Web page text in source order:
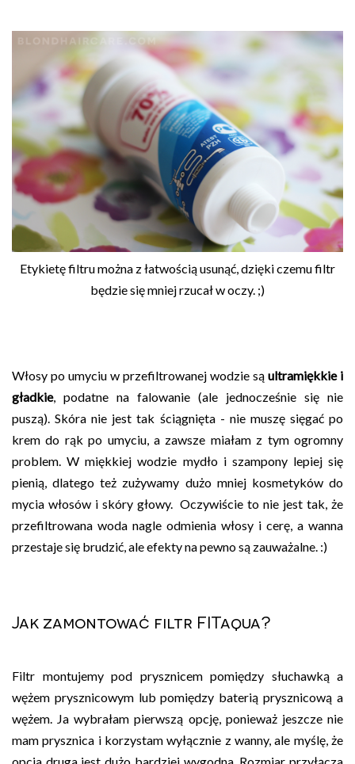
Etykietę filtru można z łatwością usunąć, dzięki czemu filtr
będzie się mniej rzucał w oczy. ;)
Włosy po umyciu w przefiltrowanej wodzie są ultramiękkie i
gładkie, podatne na falowanie (ale jednocześnie się nie
puszą). Skóra nie jest tak ściągnięta - nie muszę sięgać po
krem do rąk po umyciu, a zawsze miałam z tym ogromny
problem. W miękkiej wodzie mydło i szampony lepiej się
pienią, dlatego też zużywamy dużo mniej kosmetyków do
mycia włosów i skóry głowy. Oczywiście to nie jest tak, że
przefiltrowana woda nagle odmienia włosy i cerę, a wanna
przestaje się brudzić, ale efekty na pewno są zauważalne. :)
Jak zamontować filtr FITaqua?
Filtr montujemy pod prysznicem pomiędzy słuchawką a
wężem prysznicowym lub pomiędzy baterią prysznicową a
wężem. Ja wybrałam pierwszą opcję, ponieważ jeszcze nie
mam prysznica i korzystam wyłącznie z wanny, ale myślę, że